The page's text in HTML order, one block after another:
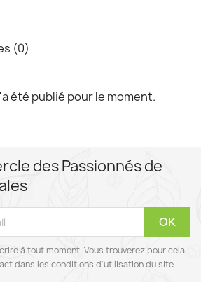
(0)
été publié pour le moment.
des Passionnés de
à tout moment. Vous trouverez pour cela
dans les conditions d'utilisation du site.